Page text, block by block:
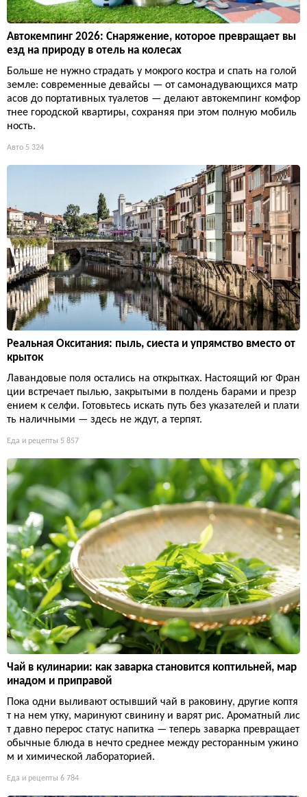
Автокемпинг 2026: Снаряжение, которое превращает вы
езд на природу в отель на колесах
Больше не нужно страдать у мокрого костра и спать на голой
земле: современные девайсы — от самонадувающихся матр
асов до портативных туалетов — делают автокемпинг комфор
тнее городской квартиры, сохраняя при этом полную мобиль
ность.
Авто 5 324
Реальная Окситания: пыль, сиеста и упрямство вместо от
крыток
Лавандовые поля остались на открытках. Настоящий юг Фран
ции встречает пылью, закрытыми в полдень барами и презр
ением к селфи. Готовьтесь искать путь без указателей и плати
ть наличными — здесь не ждут, а терпят.
Еда и рецепты 5 857
Чай в кулинарии: как заварка становится коптильней, мар
инадом и приправой
Пока одни выливают остывший чай в раковину, другие коптя
т на нем утку, маринуют свинину и варят рис. Ароматный лис
т давно перерос статус напитка — теперь заварка превращает
обычные блюда в нечто среднее между ресторанным ужино
м и химической лабораторией.
Еда и рецепты 6 784